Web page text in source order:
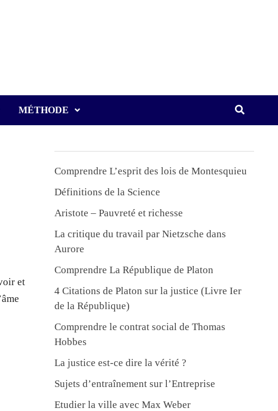
MÉTHODE
et
Comprendre L’esprit des lois de Montesquieu
Définitions de la Science
Aristote – Pauvreté et richesse
La critique du travail par Nietzsche dans
Aurore
Comprendre La République de Platon
4 Citations de Platon sur la justice (Livre Ier
de la République)
Comprendre le contrat social de Thomas
Hobbes
La justice est-ce dire la vérité ?
Sujets d’entraînement sur l’Entreprise
Etudier la ville avec Max Weber